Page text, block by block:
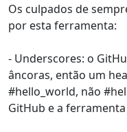
Os culpados de
por esta ferramenta:
- Underscores: o
âncoras, então um
#hello_world, não
GitHub e a